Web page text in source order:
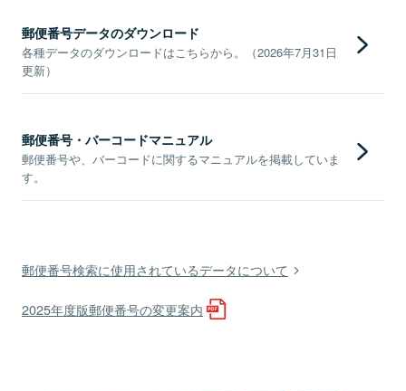
郵便番号データのダウンロード
各種データのダウンロードはこちらから。（2026年7月31日
更新）
郵便番号・バーコードマニュアル
郵便番号や、バーコードに関するマニュアルを掲載していま
す。
郵便番号検索に使用されているデータについて
2025年度版郵便番号の変更案内